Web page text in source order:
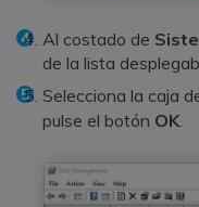
Al costado de
de la lista
Selecciona la caja
pulse el botón OK.